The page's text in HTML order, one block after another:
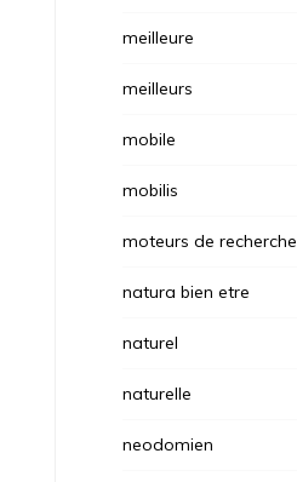
meilleure
meilleurs
mobile
mobilis
moteurs de recherche
natura bien etre
naturel
naturelle
neodomien